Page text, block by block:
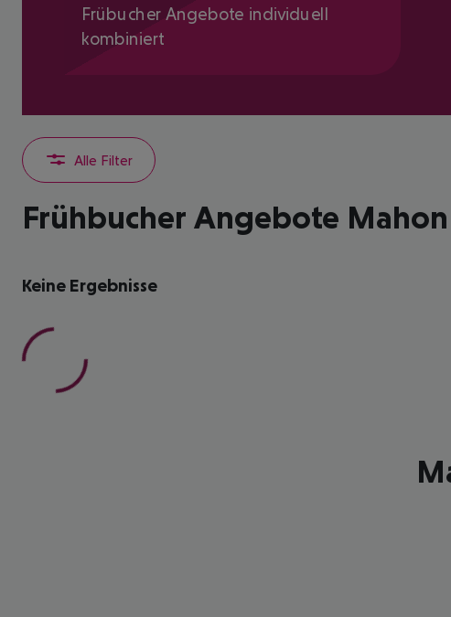
Frübucher Angebote individuell
kombiniert
Alle Filter
Frühbucher Angebote
Keine Ergebnisse